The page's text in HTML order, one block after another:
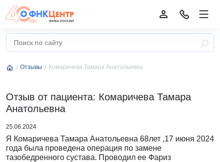
Отзывы Комаричева Тамара Анатольевна
Отзыв от пациента: Комаричева Тамара
Анатольевна
25.06.2024
Я Комаричева Тамара Анатольевна 68лет ,17 июня 2024
года была проведена операция по замене
тазобедренного сустава. Проводил ее Фариз